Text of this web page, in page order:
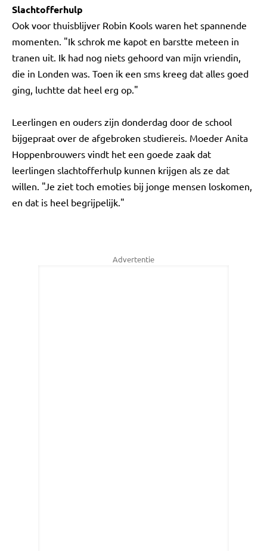
Slachtofferhulp
Ook voor thuisblijver Robin Kools waren het spannende
momenten. "Ik schrok me kapot en barstte meteen in
tranen uit. Ik had nog niets gehoord van mijn vriendin,
die in Londen was. Toen ik een sms kreeg dat alles goed
ging, luchtte dat heel erg op."
Leerlingen en ouders zijn donderdag door de school
bijgepraat over de afgebroken studiereis. Moeder Anita
Hoppenbrouwers vindt het een goede zaak dat
leerlingen slachtofferhulp kunnen krijgen als ze dat
willen. "Je ziet toch emoties bij jonge mensen loskomen,
en dat is heel begrijpelijk."
Advertentie